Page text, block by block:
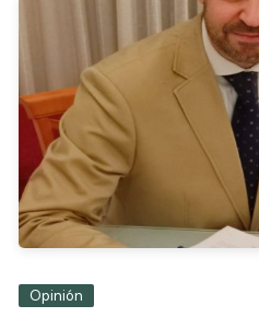
Opinión